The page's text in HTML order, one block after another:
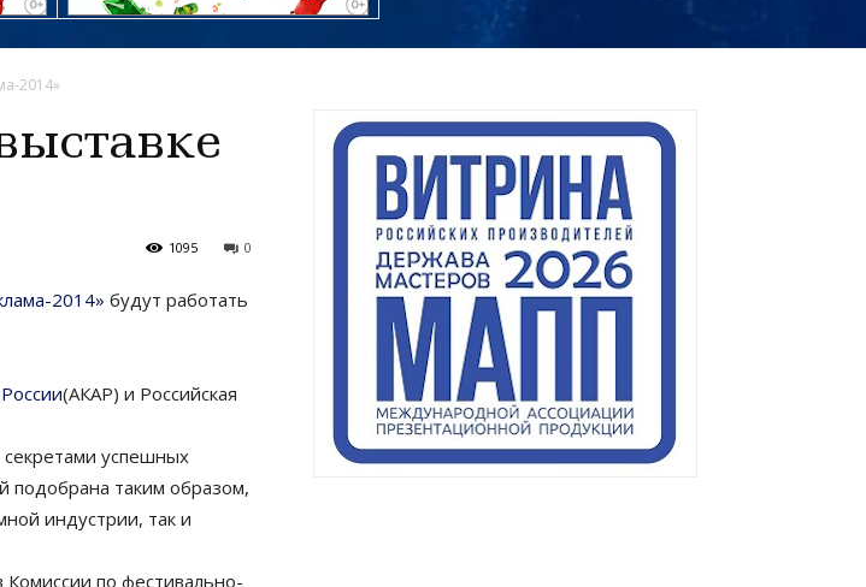
2014»
0
1095
2014» будут работать
(АКАР) и Российская
успешных
подобрана таким образом,
индустрии, так и
Комиссии по фестивально-